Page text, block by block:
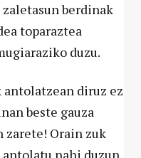
berdinak
toparaztea
duzu.
diruz ez
beste gauza
zarete! Orain zuk
nahi duzun.